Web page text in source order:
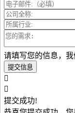
请填写您的信息，
提交信息
提交成功!